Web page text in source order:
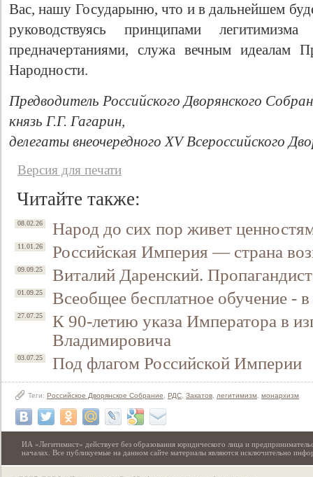
Вас, нашу Государыню, что и в дальнейшем
руководствуясь принципами
предначертаниями, служа вечным идеалам
Народности.
Предводитель Российского Дворянского
князь Г.Г. Гагарин,
делегаты внеочередного XV Всероссийского
Версия для печати
Читайте также:
08.02.26 Народ до сих пор живет
11.01.26 Российская Империя — страна
09.09.25 Виталий Даренский.
01.09.25 Всеобщее бесплатное обучение -
27.07.25
К 90-летию указа Императора в
Владимировича
03.07.25 Под флагом Российской Империи
Теги: Российское Дворянское Собрание РДС Закатов легитимизм монархизм
ИА «Легитимист» действует без образования юридического лица и
началах. Все публикуемые на данном сайте материалы являются исключительно